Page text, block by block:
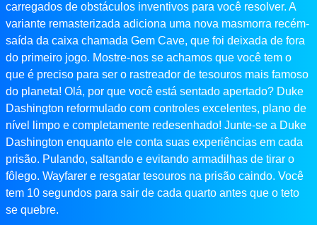
carregados de obstáculos inventivos para você resolver. A
variante remasterizada adiciona uma nova masmorra recém-
saída da caixa chamada Gem Cave, que foi deixada de fora
do primeiro jogo. Mostre-nos se achamos que você tem o
que é preciso para ser o rastreador de tesouros mais famoso
do planeta! Olá, por que você está sentado apertado? Duke
Dashington reformulado com controles excelentes, plano de
nível limpo e completamente redesenhado! Junte-se a Duke
Dashington enquanto ele conta suas experiências em cada
prisão. Pulando, saltando e evitando armadilhas de tirar o
fôlego. Wayfarer e resgatar tesouros na prisão caindo. Você
tem 10 segundos para sair de cada quarto antes que o teto
se quebre.